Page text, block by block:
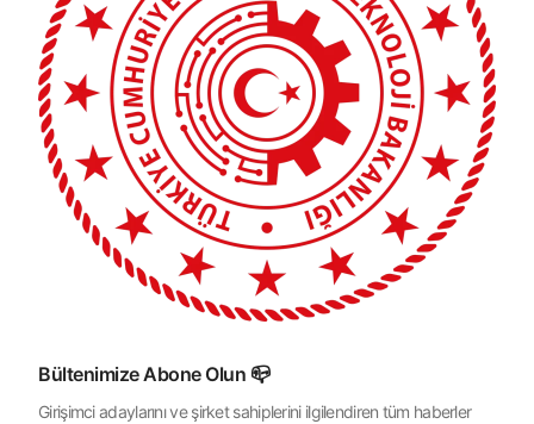
Bültenimize Abone Olun 📪
Girişimci adaylarını ve şirket sahiplerini ilgilendiren tüm haberler